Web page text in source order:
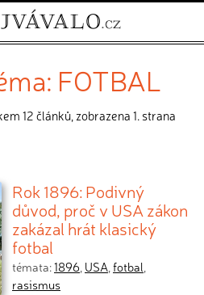
FOTBAL
12 článků, zobrazena 1. strana
Rok 1896: Podivný
důvod, proč v USA zákon
zakázal hrát klasický
fotbal
témata:1896, USA,fotbal,
rasismus